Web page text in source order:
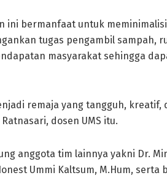
ini bermanfaat untuk
tugas pengambil sampah,
masyarakat sehingga
remaja yang tangguh, kreatif,
dosen UMS itu.
anggota tim lainnya yakni Dr.
Ummi Kaltsum, M.Hum, serta